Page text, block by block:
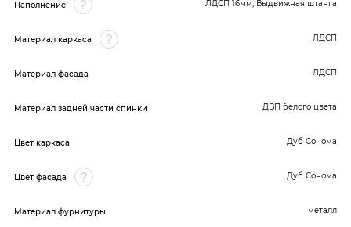
Наполнение ЛДСП 16мм, Выдвижная штанга
Материал каркаса ЛДСП
Материал фасада ЛДСП
Материал задней части спинки ДВП белого цвета
Цвет каркаса Дуб Сонома
Цвет фасада Дуб Сонома
Материал фурнитуры металл